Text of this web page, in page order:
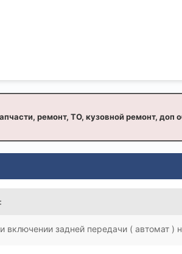
ремонт, ТО, кузовной ремонт, доп
задней передачи ( автомат )